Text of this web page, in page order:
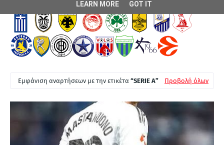
Ε
Υ
Ι
Εμφάνιση αναρτήσεων με την ετικέτα SERIE A Προβολή όλων
LEARN MORE GOT IT